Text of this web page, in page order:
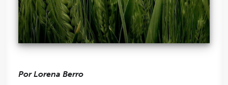
Por Lorena Berro